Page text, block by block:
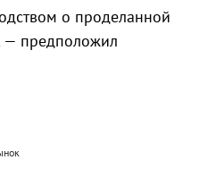
о проделанной
— предположил